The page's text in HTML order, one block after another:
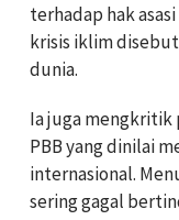
terhadap hak
krisis iklim
dunia.
Ia juga mengkritik
PBB yang dinilai
internasional.
sering gagal